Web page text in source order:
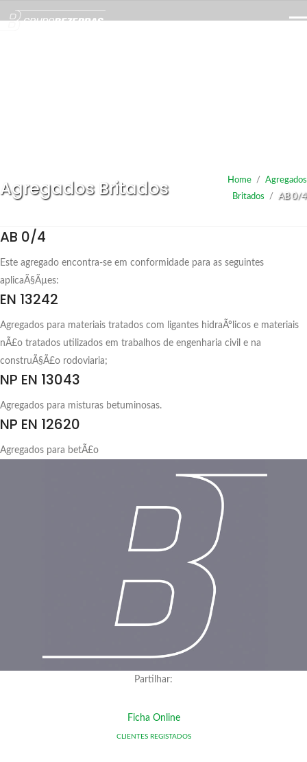
Agregados Britados Home /
Agregados
Britados
/ AB 0/4
AB 0/4
Este agregado encontra-se em conformidade para as seguintes
aplicaÃ§Ãµes:
EN 13242
Agregados para materiais tratados com ligantes hidraÃºlicos e materiais
nÃ£o tratados utilizados em trabalhos de engenharia civil e na
construÃ§Ã£o rodoviaria;
NP EN 13043
Agregados para misturas betuminosas.
NP EN 12620
Agregados para betÃ£o
Partilhar:
Ficha Online
CLIENTES REGISTADOS